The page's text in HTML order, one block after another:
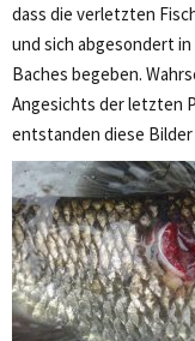
dass die verletzten
und sich abgesondert
Baches begeben.
Angesichts der letzten
entstanden diese Bilder